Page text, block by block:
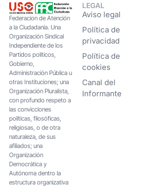
Federacion de Atención
a la Ciudadanía. Una
Organización Sindical
Independiente de los
Partidos políticos,
Gobierno,
Administración Pública u
otras Instituciones; una
Organización Pluralista,
con profundo respeto a
las convicciones
políticas, filosóficas,
religiosas, o de otra
naturaleza, de sus
afiliados; una
Organización
Democrática y
Autónoma dentro la
estructura organizativa
LEGAL
Aviso legal
Política de
privacidad
Política de
cookies
Canal del
Informante